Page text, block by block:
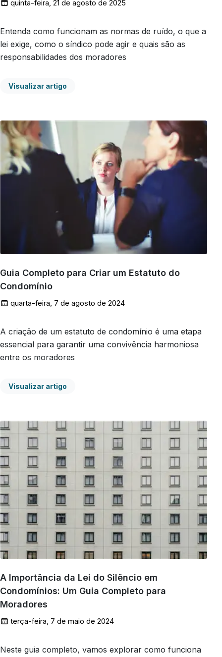
quinta-feira, 21 de agosto de 2025
Entenda como funcionam as normas de ruído, o que a
lei exige, como o síndico pode agir e quais são as
responsabilidades dos moradores
Visualizar artigo
Guia Completo para Criar um Estatuto do
Condomínio
quarta-feira, 7 de agosto de 2024
A criação de um estatuto de condomínio é uma etapa
essencial para garantir uma convivência harmoniosa
entre os moradores
Visualizar artigo
A Importância da Lei do Silêncio em
Condomínios: Um Guia Completo para
Moradores
terça-feira, 7 de maio de 2024
Neste guia completo, vamos explorar como funciona